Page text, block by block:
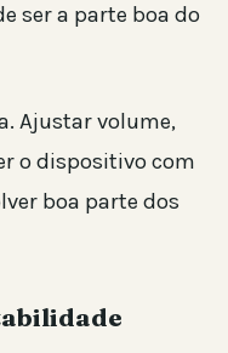
ser a parte boa do
Ajustar volume,
o dispositivo com
boa parte dos